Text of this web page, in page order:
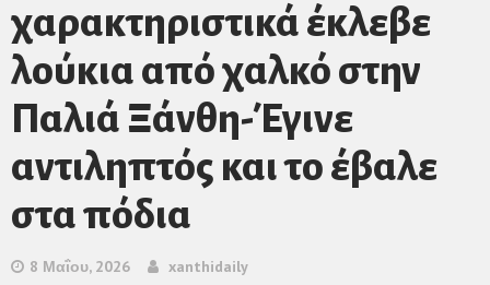
χαρακτηριστικά έκλεβε
λούκια από χαλκό στην
Παλιά Ξάνθη-Έγινε
αντιληπτός και το έβαλε
στα πόδια
8 Μαΐου, 2026 xanthidaily